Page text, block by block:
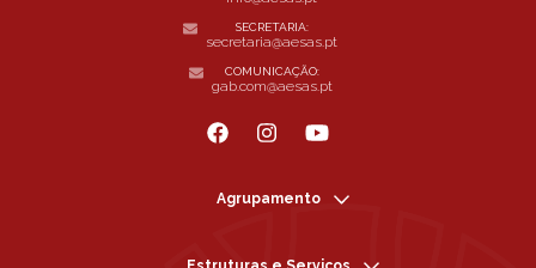
SECRETARIA:
secretaria@aesas.pt
COMUNICAÇÃO:
gab.com@aesas.pt
Agrupamento